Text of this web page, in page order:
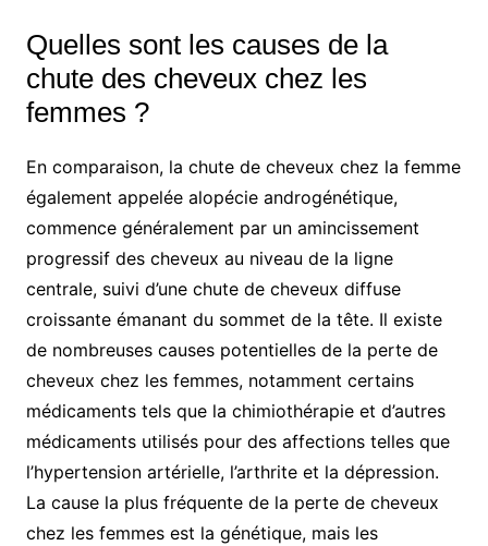
Quelles sont les causes de la
chute des cheveux chez les
femmes ?
En comparaison, la chute de cheveux chez la femme
également appelée alopécie androgénétique,
commence généralement par un amincissement
progressif des cheveux au niveau de la ligne
centrale, suivi d’une chute de cheveux diffuse
croissante émanant du sommet de la tête. Il existe
de nombreuses causes potentielles de la perte de
cheveux chez les femmes, notamment certains
médicaments tels que la chimiothérapie et d’autres
médicaments utilisés pour des affections telles que
l’hypertension artérielle, l’arthrite et la dépression.
La cause la plus fréquente de la perte de cheveux
chez les femmes est la génétique, mais les